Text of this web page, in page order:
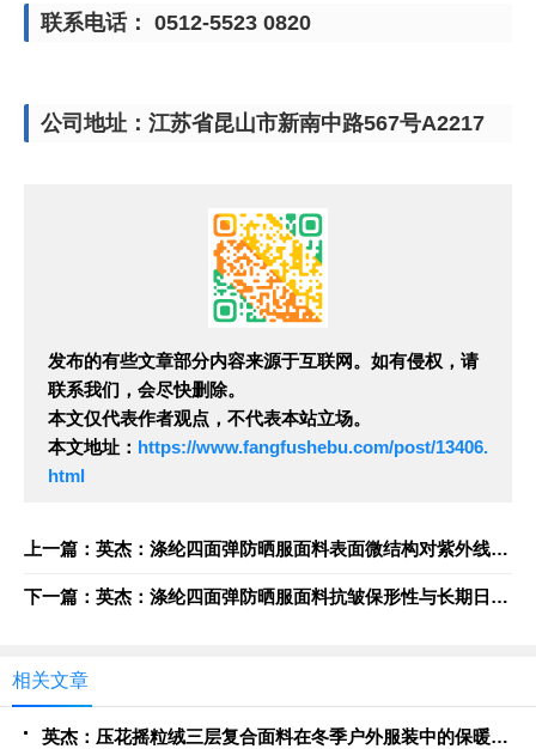
联系电话： 0512-5523 0820
公司地址：江苏省昆山市新南中路567号A2217
发布的有些文章部分内容来源于互联网。如有侵权，请
联系我们，会尽快删除。
本文仅代表作者观点，不代表本站立场。
本文地址： https://www.fangfushebu.com/post/13406.
html
上一篇：英杰：涤纶四面弹防晒服面料表面微结构对紫外线反射与散射效率的影响
下一篇：英杰：涤纶四面弹防晒服面料抗皱保形性与长期日晒环境下的耐久性评估
相关文章
英杰：压花摇粒绒三层复合面料在冬季户外服装中的保暖性能优化研究